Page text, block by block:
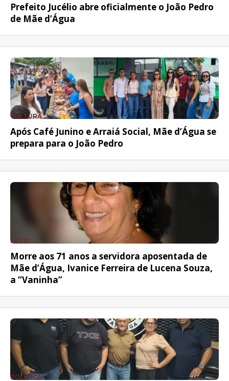
Prefeito Jucélio abre oficialmente o João Pedro
de Mãe d’Água
CULTURA
Após Café Junino e Arraiá Social, Mãe d’Água se
prepara para o João Pedro
LUTO
Morre aos 71 anos a servidora aposentada de
Mãe d’Água, Ivanice Ferreira de Lucena Souza,
a “Vaninha”
POLÍTICA